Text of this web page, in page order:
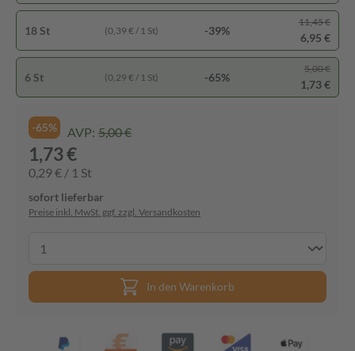
18 St (0,39 € / 1 St) -39%
11,45 €
6,95 €
6 St (0,29 € / 1 St) -65%
5,00 €
1,73 €
-65% AVP: 5,00 €
1,73 €
0,29 € / 1 St
sofort lieferbar
Preise inkl. MwSt. ggf. zzgl. Versandkosten
In den Warenkorb